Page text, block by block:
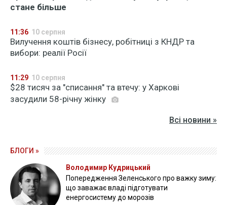
стане більше
11:36 10 серпня
Вилучення коштів бізнесу, робітниці з КНДР та
вибори: реалії Росії
11:29 10 серпня
$28 тисяч за "списання" та втечу: у Харкові
засудили 58-річну жінку
Всі новини »
БЛОГИ »
Володимир Кудрицький
Попередження Зеленського про важку зиму:
що заважає владі підготувати
енергосистему до морозів